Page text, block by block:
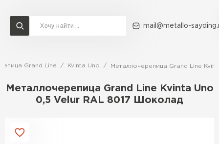
mail@metallo-
Grand Line Kvinta Uno Металлочерепица Grand Line
Металлочерепица Grand Line Kvinta Uno
0,5 Velur RAL 8017 Шоколад
Доставка и оплата Акции О компании Контакты
Перейти в каталог